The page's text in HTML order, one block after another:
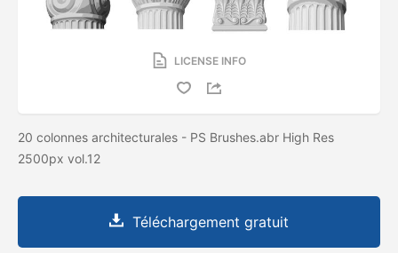
LICENSE INFO
20 colonnes architecturales - PS Brushes.abr High Res
2500px vol.12
Téléchargement gratuit